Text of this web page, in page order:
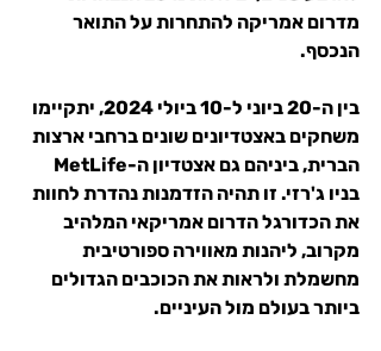
מדרום אמריקה להתחרות על התואר
הנכסף.
בין ה-20 ביוני ל-10 ביולי 2024, יתקיימו
משחקים באצטדיונים שונים ברחבי ארצות
בניו ג'רזי. זו תהיה הזדמנות נהדרת לחוות
את הכדורגל הדרום אמריקאי המלהיב
מקרוב, ליהנות מאווירה ספורטיבית
מחשמלת ולראות את הכוכבים הגדולים
ביותר בעולם מול העיניים.